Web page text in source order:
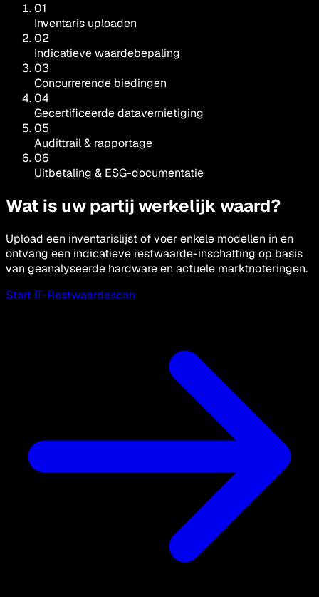
01
Inventaris uploaden
02
Indicatieve waardebepaling
03
Concurrerende biedingen
04
Gecertificeerde datavernietiging
05
Audittrail & rapportage
06
Uitbetaling & ESG-documentatie
Wat is uw partij werkelijk waard?
Upload een inventarislijst of voer enkele modellen in en
ontvang een indicatieve restwaarde-inschatting op basis
van geanalyseerde hardware en actuele marktnoteringen.
Start IT-Restwaardescan